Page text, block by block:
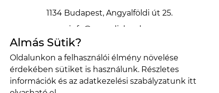
1134 Budapest, Angyalföldi út 25.
info@egyedialma.hu
1134 Budapest, Angyalföldi út 25.
info@egyedialma.hu
Almás Sütik?
Oldalunkon a felhasználói élmény növelése
érdekében sütiket is használunk. Részletes
információk és az adatkezelési szabályzatunk itt